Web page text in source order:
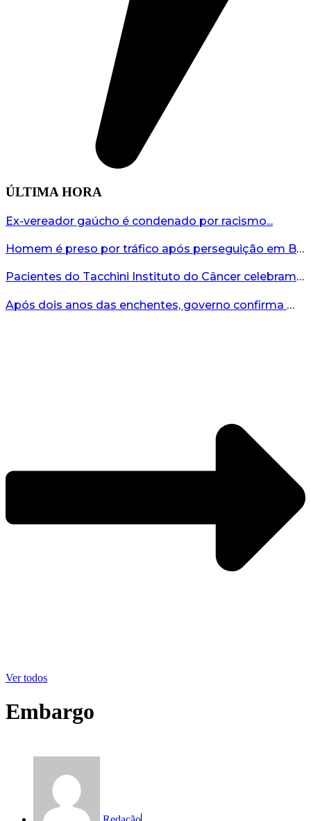
ÚLTIMA HORA
Ex-vereador gaúcho é condenado por racismo...
Homem é preso por tráfico após perseguição em Bento Gonçalves...
Pacientes do Tacchini Instituto do Câncer celebram Dia dos Pais com cuidado e relaxamento...
Após dois anos das enchentes, governo confirma mais de R$19 milhões para nova ponte no Vale do Taquari...
Ver todos
Embargo